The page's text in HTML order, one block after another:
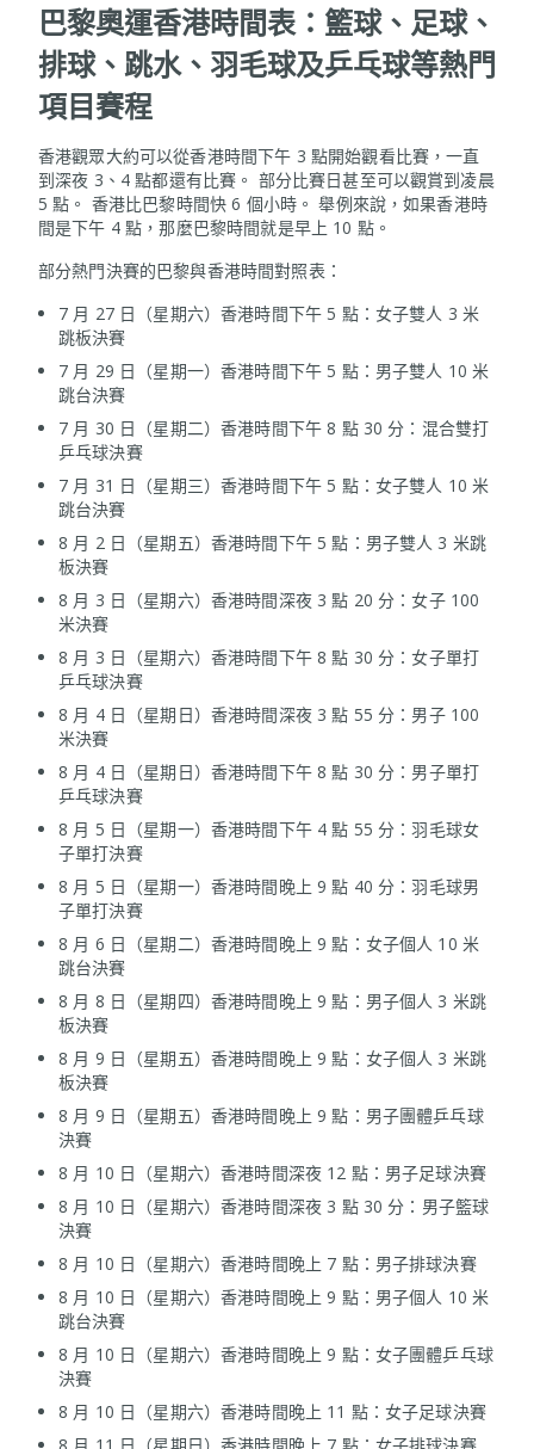
巴黎奧運香港時間表：籃球、足球、
排球、跳水、羽毛球及乒乓球等熱門
項目賽程
香港觀眾大約可以從香港時間下午 3 點開始觀看比賽，一直
到深夜 3、4 點都還有比賽。 部分比賽日甚至可以觀賞到凌晨
5 點。 香港比巴黎時間快 6 個小時。 舉例來說，如果香港時
間是下午 4 點，那麼巴黎時間就是早上 10 點。
部分熱門決賽的巴黎與香港時間對照表：
7 月 27 日（星期六）香港時間下午 5 點：女子雙人 3 米
跳板決賽
7 月 29 日（星期一）香港時間下午 5 點：男子雙人 10 米
跳台決賽
7 月 30 日（星期二）香港時間下午 8 點 30 分：混合雙打
乒乓球決賽
7 月 31 日（星期三）香港時間下午 5 點：女子雙人 10 米
跳台決賽
8 月 2 日（星期五）香港時間下午 5 點：男子雙人 3 米跳
板決賽
8 月 3 日（星期六）香港時間深夜 3 點 20 分：女子 100
米決賽
8 月 3 日（星期六）香港時間下午 8 點 30 分：女子單打
乒乓球決賽
8 月 4 日（星期日）香港時間深夜 3 點 55 分：男子 100
米決賽
8 月 4 日（星期日）香港時間下午 8 點 30 分：男子單打
乒乓球決賽
8 月 5 日（星期一）香港時間下午 4 點 55 分：羽毛球女
子單打決賽
8 月 5 日（星期一）香港時間晚上 9 點 40 分：羽毛球男
子單打決賽
8 月 6 日（星期二）香港時間晚上 9 點：女子個人 10 米
跳台決賽
8 月 8 日（星期四）香港時間晚上 9 點：男子個人 3 米跳
板決賽
8 月 9 日（星期五）香港時間晚上 9 點：女子個人 3 米跳
板決賽
8 月 9 日（星期五）香港時間晚上 9 點：男子團體乒乓球
決賽
8 月 10 日（星期六）香港時間深夜 12 點：男子足球決賽
8 月 10 日（星期六）香港時間深夜 3 點 30 分：男子籃球
決賽
8 月 10 日（星期六）香港時間晚上 7 點：男子排球決賽
8 月 10 日（星期六）香港時間晚上 9 點：男子個人 10 米
跳台決賽
8 月 10 日（星期六）香港時間晚上 9 點：女子團體乒乓球
決賽
8 月 10 日（星期六）香港時間晚上 11 點：女子足球決賽
8 月 11 日（星期日）香港時間晚上 7 點：女子排球決賽